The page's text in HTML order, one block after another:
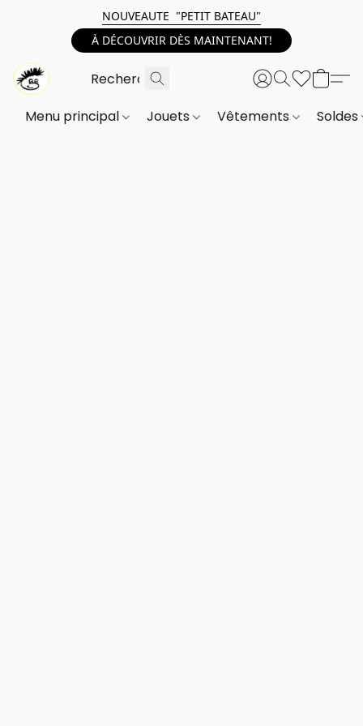
NOUVEAUTE "PETIT BATEAU"
À DÉCOUVRIR DÈS MAINTENANT!
Menu principal Jouets Vêtements Soldes